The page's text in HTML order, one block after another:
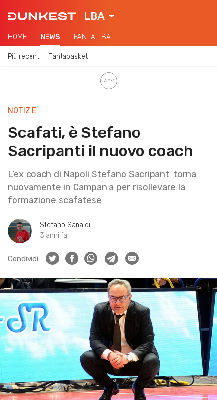
LBA
HOME NEWS FANTA LBA
Più recenti Fantabasket
NOTIZIE
Scafati, è Stefano
Sacripanti il nuovo coach
L’ex coach di Napoli Stefano Sacripanti torna
nuovamente in Campania per risollevare la
formazione scafatese
Stefano Sanaldi
3 anni fa
Condividi: